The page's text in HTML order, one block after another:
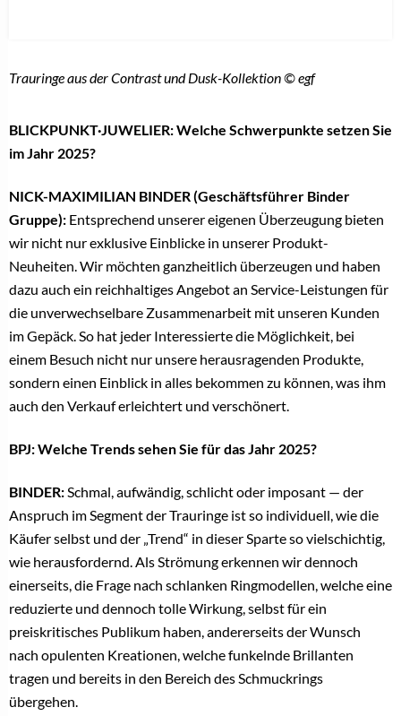
Trauringe aus der Contrast und Dusk-Kollektion © egf
BLICKPUNKT·JUWELIER: Welche Schwerpunkte setzen Sie
im Jahr 2025?
NICK-MAXIMILIAN BINDER (Geschäftsführer Binder
Gruppe): Entsprechend unserer eigenen Überzeugung bieten
wir nicht nur exklusive Einblicke in unserer Produkt-
Neuheiten. Wir möchten ganzheitlich überzeugen und haben
dazu auch ein reichhaltiges Angebot an Service-Leistungen für
die unverwechselbare Zusammenarbeit mit unseren Kunden
im Gepäck. So hat jeder Interessierte die Möglichkeit, bei
einem Besuch nicht nur unsere herausragenden Produkte,
sondern einen Einblick in alles bekommen zu können, was ihm
auch den Verkauf erleichtert und verschönert.
BPJ: Welche Trends sehen Sie für das Jahr 2025?
BINDER:Schmal, aufwändig, schlicht oder imposant — der
Anspruch im Segment der Trauringe ist so individuell, wie die
Käufer selbst und der „Trend“ in dieser Sparte so vielschichtig,
wie herausfordernd. Als Strömung erkennen wir dennoch
einerseits, die Frage nach schlanken Ringmodellen, welche eine
reduzierte und dennoch tolle Wirkung, selbst für ein
preiskritisches Publikum haben, andererseits der Wunsch
nach opulenten Kreationen, welche funkelnde Brillanten
tragen und bereits in den Bereich des Schmuckrings
übergehen.